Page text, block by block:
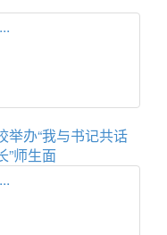
举办“我与书记共话
”师生面